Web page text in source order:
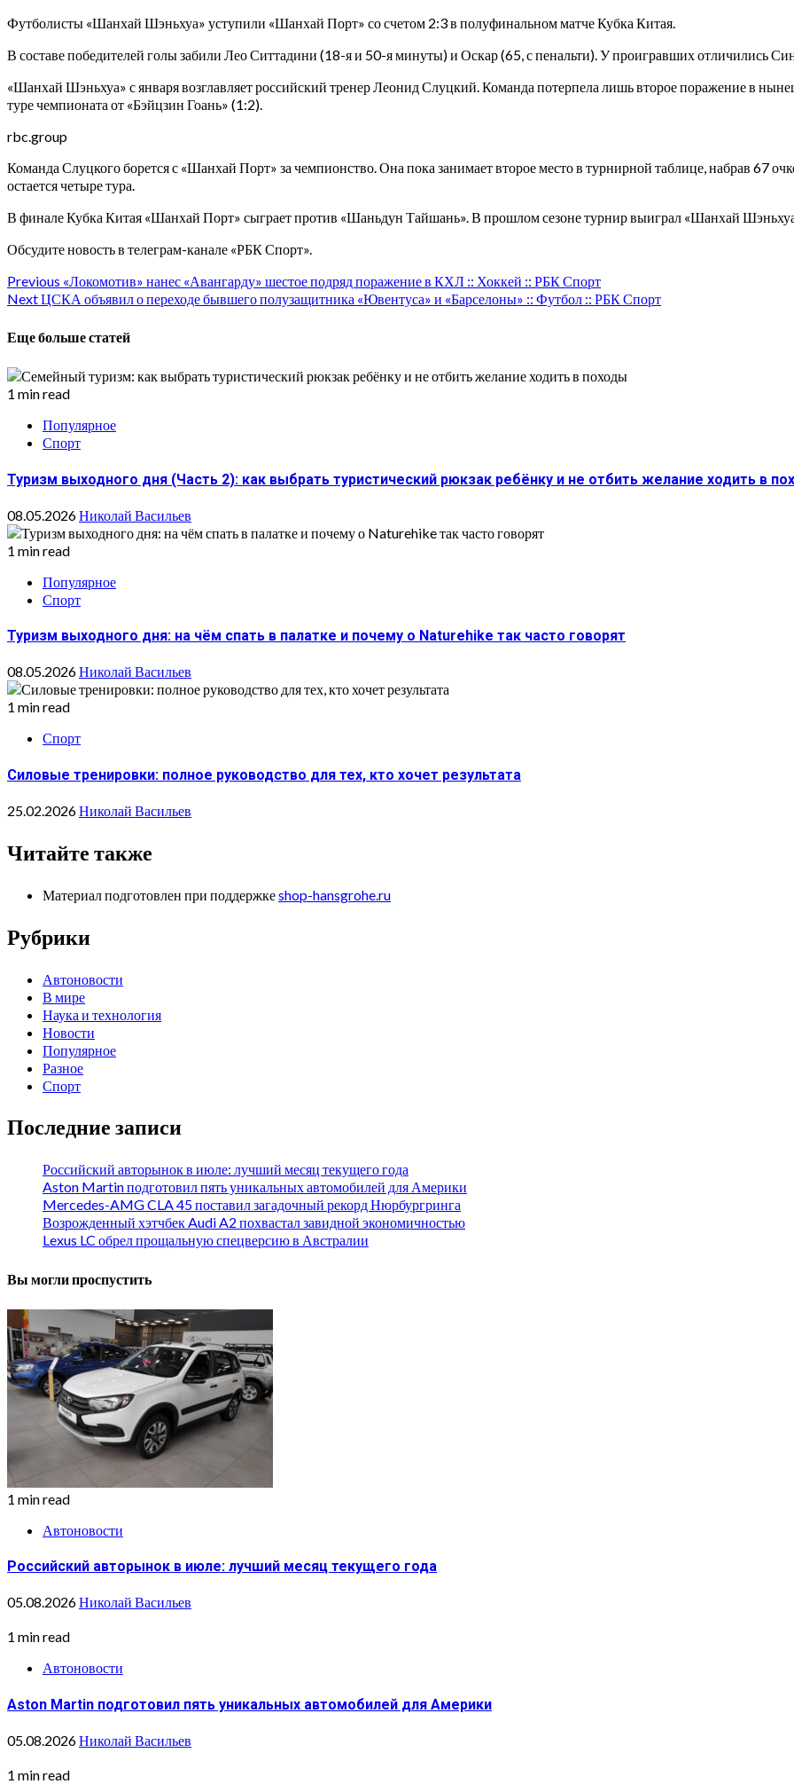
Футболисты «Шанхай Шэньхуа» уступили «Шанхай Порт» со счетом 2:3 в полуфинальном матче Кубка Китая.
В составе победителей голы забили Лео Ситтадини (18-я и 50-я минуты) и Оскар (65, с пенальти). У проигравших отличились
«Шанхай Шэньхуа» с января возглавляет российский тренер Леонид Слуцкий. Команда потерпела лишь второе поражение в
туре чемпионата от «Бэйцзин Гоань» (1:2).
rbc.group
Команда Слуцкого борется с «Шанхай Порт» за чемпионство. Она пока занимает второе место в турнирной таблице, набрав 67
остается четыре тура.
В финале Кубка Китая «Шанхай Порт» сыграет против «Шаньдун Тайшань». В прошлом сезоне турнир выиграл «Шанхай
Обсудите новость в телеграм-канале «РБК Спорт».
Continue
Previous «Локомотив» нанес «Авангарду» шестое подряд поражение в КХЛ :: Хоккей :: РБК Спорт
NextЦСКА объявил о переходе бывшего полузащитника «Ювентуса» и «Барселоны» :: Футбол :: РБК Спорт
Еще больше статей
1 min read
Популярное
Спорт
Туризм выходного дня (Часть 2): как выбрать туристический рюкзак ребёнку и не отбить желание ходить в
08.05.2026Николай Васильев
1 min read
Популярное
Спорт
Туризм выходного дня: на чём спать в палатке и почему о Naturehike так часто говорят
08.05.2026Николай Васильев
1 min read
Спорт
Силовые тренировки: полное руководство для тех, кто хочет результата
25.02.2026Николай Васильев
Читайте также
Материал подготовлен при поддержкеshop-hansgrohe.ru
Рубрики
Автоновости
В мире
Наука и технология
Новости
Популярное
Разное
Спорт
Последние записи
Российский авторынок в июле: лучший месяц текущего года
Aston Martin подготовил пять уникальных автомобилей для Америки
Mercedes-AMG CLA 45 поставил загадочный рекорд Нюрбургринга
Возрожденный хэтчбек Audi A2 похвастал завидной экономичностью
Lexus LC обрел прощальную спецверсию в Австралии
Вы могли проспустить
1 min read
Автоновости
Российский авторынок в июле: лучший месяц текущего года
05.08.2026Николай Васильев
1 min read
Автоновости
Aston Martin подготовил пять уникальных автомобилей для Америки
05.08.2026Николай Васильев
1 min read